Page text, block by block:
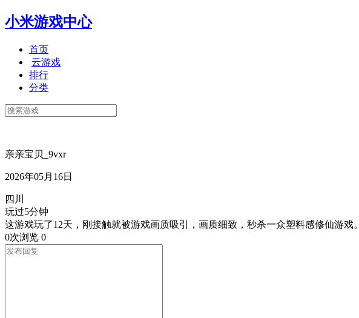
小米游戏中心
首页
云游戏
排行
分类
亲亲宝贝_9vxr
2026年05月16日
四川
玩过5分钟
这游戏玩了12天，刚接触就被游戏画质吸引，画质细致，秒杀一众塑料感修仙游戏。
0次浏览 0